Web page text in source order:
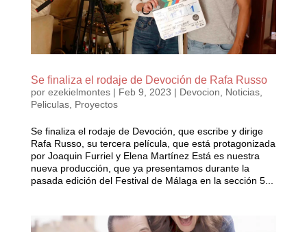
Se finaliza el rodaje de Devoción de Rafa Russo
por ezekielmontes| Feb 9, 2023 | Devocion Noticias,
Peliculas, Proyectos
Se finaliza el rodaje de Devoción, que escribe y dirige
Rafa Russo, su tercera película, que está protagonizada
por Joaquin Furriel y Elena Martínez Está es nuestra
nueva producción, que ya presentamos durante la
pasada edición del Festival de Málaga en la sección 5...